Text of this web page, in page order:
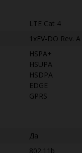
LTE Cat 4
1xEV-DO Rev. A
HSPA+
HSUPA
HSDPA
EDGE
GPRS
Да
802.11b